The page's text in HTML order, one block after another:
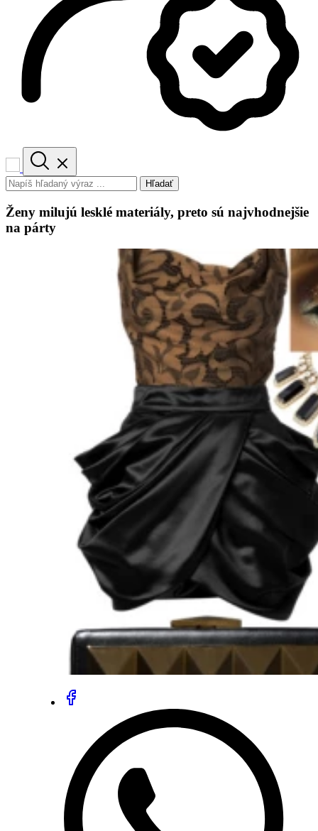
Hľadať
Ženy milujú lesklé materiály, preto sú najvhodnejšie
na párty